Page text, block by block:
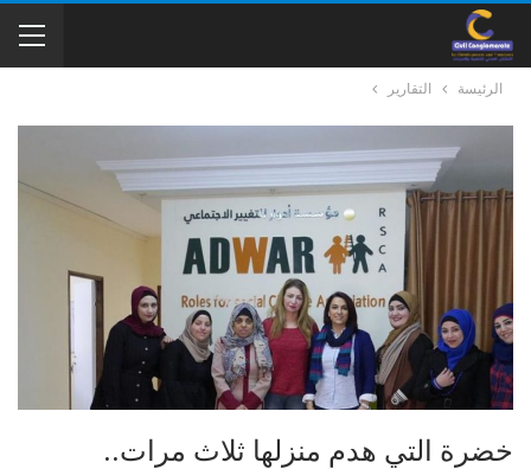
الرئيسة التقارير
خضرة التي هدم منزلها ثلاث مرات..